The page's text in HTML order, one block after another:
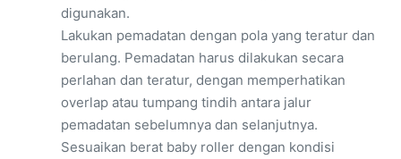
digunakan.
Lakukan pemadatan dengan pola yang teratur dan
berulang. Pemadatan harus dilakukan secara
perlahan dan teratur, dengan memperhatikan
overlap atau tumpang tindih antara jalur
pemadatan sebelumnya dan selanjutnya.
Sesuaikan berat baby roller dengan kondisi